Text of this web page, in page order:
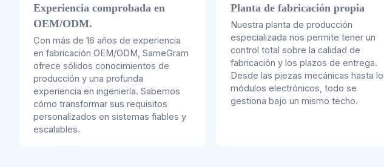
Experiencia comprobada en
OEM/ODM.
Con más de 16 años de experiencia
en fabricación OEM/ODM, SameGram
ofrece sólidos conocimientos de
producción y una profunda
experiencia en ingeniería. Sabemos
cómo transformar sus requisitos
personalizados en sistemas fiables y
escalables.
Planta de fabricación propia
Nuestra planta de producción
especializada nos permite tener un
control total sobre la calidad de
fabricación y los plazos de entrega.
Desde las piezas mecánicas hasta
módulos electrónicos, todo se
gestiona bajo un mismo techo.